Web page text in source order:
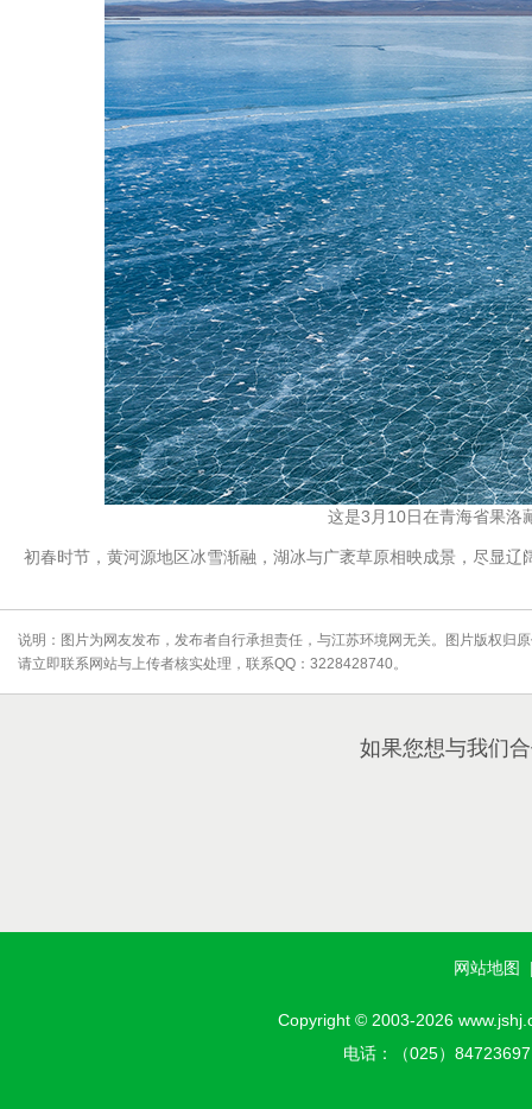
这是3月10日在青海省果洛
初春时节，黄河源地区冰雪渐融，湖冰与广袤草原相映成景，尽显辽
说明：图片为网友发布，发布者自行承担责任，与江苏环境网无关。图片版权归
请立即联系网站与上传者核实处理，联系QQ：3228428740。
如果您想与我们
网站地图
Copyright © 2003-2026
电话：（025）